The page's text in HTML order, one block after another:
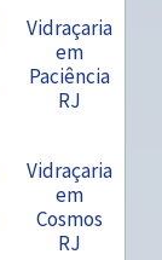
Vidraçaria
em
Paciência
RJ
Vidraçaria
em
Cosmos
RJ